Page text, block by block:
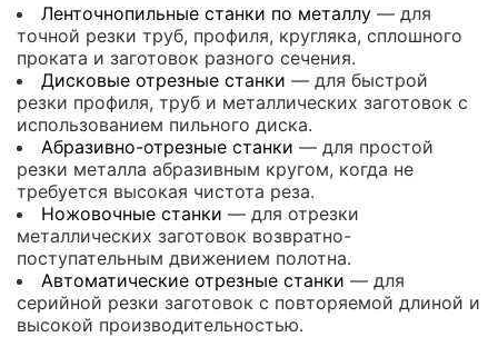
Ленточнопильные станки по металлу — для
точной резки труб, профиля, кругляка, сплошного
проката и заготовок разного сечения.
Дисковые отрезные станки — для быстрой
резки профиля, труб и металлических заготовок с
использованием пильного диска.
Абразивно-отрезные станки — для простой
резки металла абразивным кругом, когда не
требуется высокая чистота реза.
Ножовочные станки — для отрезки
металлических заготовок возвратно-
поступательным движением полотна.
Автоматические отрезные станки — для
серийной резки заготовок с повторяемой длиной и
высокой производительностью.